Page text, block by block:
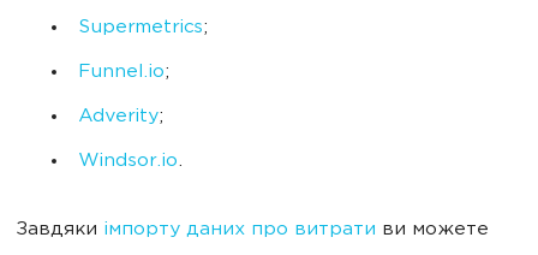
Supermetrics;
Funnel.io;
Adverity;
Windsor.io.
Завдяки імпорту даних про витрати ви можете